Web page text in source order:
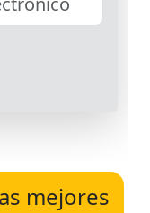
mejores